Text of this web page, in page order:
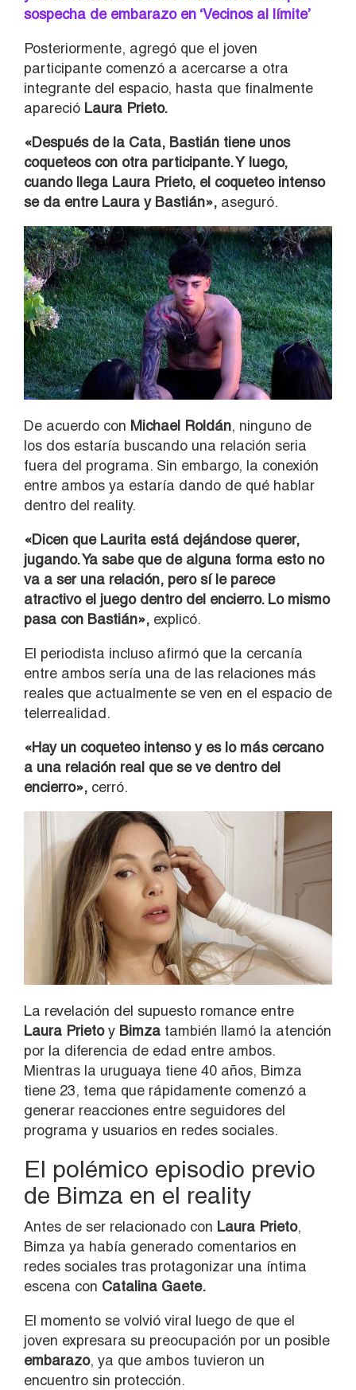
sospecha de embarazo en ‘Vecinos al límite’
Posteriormente, agregó que el joven
participante comenzó a acercarse a otra
integrante del espacio, hasta que finalmente
apareció Laura Prieto.
«Después de la Cata, Bastián tiene unos
coqueteos con otra participante. Y luego,
cuando llega Laura Prieto, el coqueteo intenso
se da entre Laura y Bastián», aseguró.
De acuerdo con Michael Roldán, ninguno de
los dos estaría buscando una relación seria
fuera del programa. Sin embargo, la conexión
entre ambos ya estaría dando de qué hablar
dentro del reality.
«Dicen que Laurita está dejándose querer,
jugando. Ya sabe que de alguna forma esto no
va a ser una relación, pero sí le parece
atractivo el juego dentro del encierro. Lo mismo
pasa con Bastián», explicó.
El periodista incluso afirmó que la cercanía
entre ambos sería una de las relaciones más
reales que actualmente se ven en el espacio de
telerrealidad.
«Hay un coqueteo intenso y es lo más cercano
a una relación real que se ve dentro del
encierro», cerró.
La revelación del supuesto romance entre
Laura Prietoy Bimza también llamó la atención
por la diferencia de edad entre ambos.
Mientras la uruguaya tiene 40 años, Bimza
tiene 23, tema que rápidamente comenzó a
generar reacciones entre seguidores del
programa y usuarios en redes sociales.
El polémico episodio previo
de Bimza en el reality
Antes de ser relacionado con Laura Prieto,
Bimza ya había generado comentarios en
redes sociales tras protagonizar una íntima
escena con Catalina Gaete.
El momento se volvió viral luego de que el
joven expresara su preocupación por un posible
embarazo, ya que ambos tuvieron un
encuentro sin protección.